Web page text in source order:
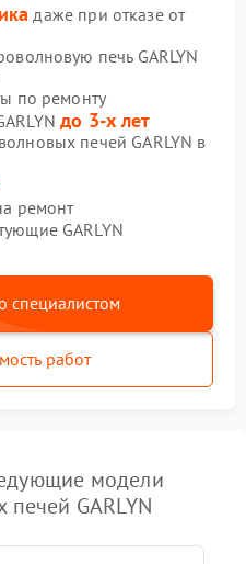
даже при отказе от
печь GARLYN
по ремонту
до 3-х лет
печей GARLYN в
ремонт
GARLYN
специалистом
работ
модели
GARLYN